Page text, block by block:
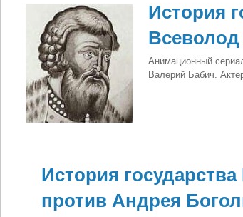
История
Всеволод
Анимационный
Валерий Бабич.
История
против Андрея